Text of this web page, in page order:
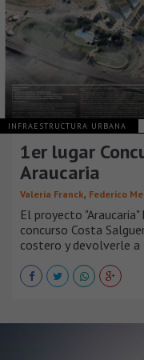
INFRAESTRUCTURA URBANA
1er lugar
Araucaria
Valeria Franck, Federico
El proyecto
concurso Costa
costero y devolverle